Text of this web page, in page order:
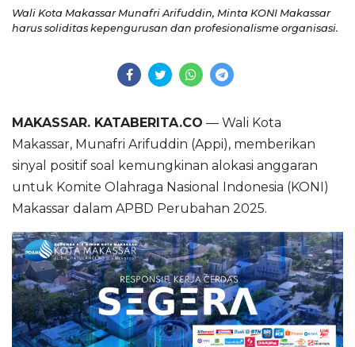
Wali Kota Makassar Munafri Arifuddin, Minta KONI Makassar
harus soliditas kepengurusan dan profesionalisme organisasi.
MAKASSAR. KATABERITA.CO — Wali Kota
Makassar, Munafri Arifuddin (Appi), memberikan
sinyal positif soal kemungkinan alokasi anggaran
untuk Komite Olahraga Nasional Indonesia (KONI)
Makassar dalam APBD Perubahan 2025.